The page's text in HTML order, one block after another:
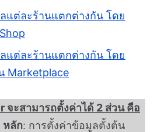
แต่ละร้านแตกต่างกัน โดย
แต่ละร้านแตกต่างกัน โดย
Marketplace
จะสามารถตั้งค่าได้ 2 ส่วน คือ
หลัก: การตั้งค่าข้อมูลตั้งต้น